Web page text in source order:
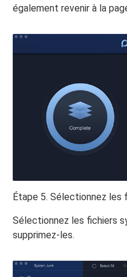
également revenir à la
Étape 5. Sélectionnez les
Sélectionnez les fichiers
supprimez-les.